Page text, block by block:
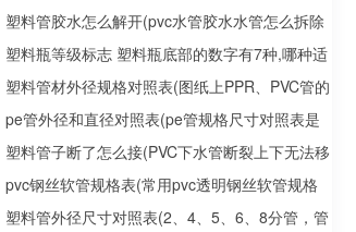
管的管径该怎么换？De、DN是什么意思？)
塑料管胶水怎么解开(pvc水管胶水水管怎么拆除
利用的是什么原理)
塑料瓶等级标志 塑料瓶底部的数字有7种,哪种适
合长期作为水杯使用?
塑料管材外径规格对照表(图纸上PPR、PVC管的
管径应该怎么标注)
pe管外径和直径对照表(pe管规格尺寸对照表是
什么？)
塑料管子断了怎么接(PVC下水管断裂上下无法移
动，如何连接？)
pvc钢丝软管规格表(常用pvc透明钢丝软管规格
有哪些)
塑料管外径尺寸对照表(2、4、5、6、8分管，管